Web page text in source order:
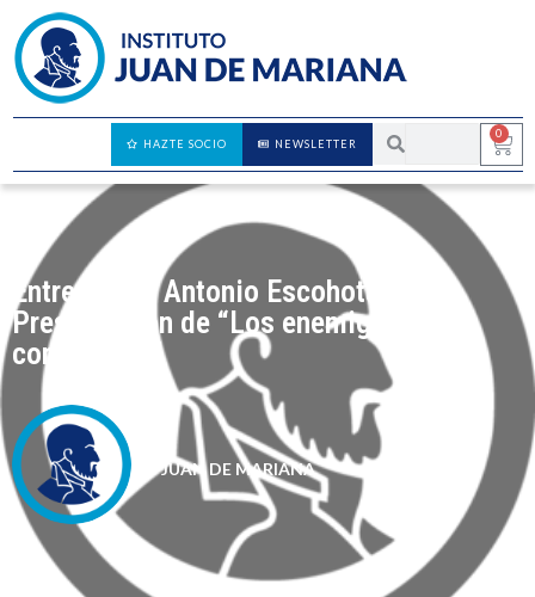
0
NEWSLETTER
HAZTE SOCIO
Entrevista a Antonio Escohotado –
Presentación de “Los enemigos del
comercio II”
JUAN DE MARIANA